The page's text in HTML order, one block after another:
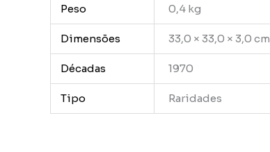
Peso 0,4 kg
Dimensões 33,0 × 33,0 × 3,0 cm
Décadas 1970
Tipo Raridades